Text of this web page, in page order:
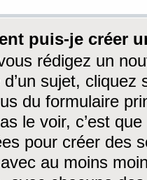
puis-je créer
rédigez un
sujet, cliquez
du formulaire
le voir, c’est
pour créer des
au moins